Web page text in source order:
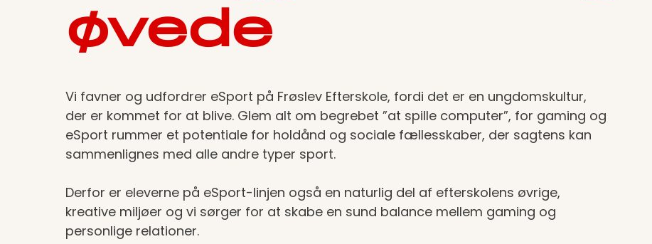
øvede
Vi favner og udfordrer eSport på Frøslev Efterskole, fordi det er en ungdomskultur,
der er kommet for at blive. Glem alt om begrebet ”at spille computer”, for gaming og
eSport rummer et potentiale for holdånd og sociale fællesskaber, der sagtens kan
sammenlignes med alle andre typer sport.
Derfor er eleverne på eSport-linjen også en naturlig del af efterskolens øvrige,
kreative miljøer og vi sørger for at skabe en sund balance mellem gaming og
personlige relationer.